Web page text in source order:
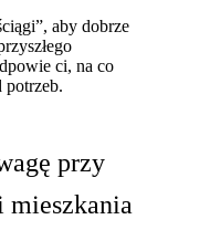
aby dobrze
ci, na co
potrzeb.
przy